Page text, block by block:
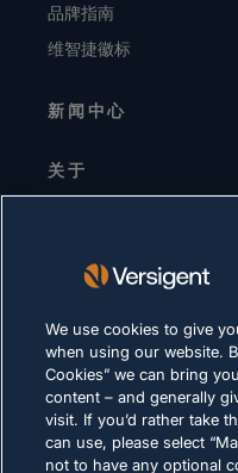
品牌指南
维智捷徽标
新闻中心
关于
高层领导
供应商
职业生涯
隐私声明
使用条款
We use cookies to give
when using our website.
Cookies” we can bring
content – and generally
visit. If you’d rather take
can use, please select
not to have any optional